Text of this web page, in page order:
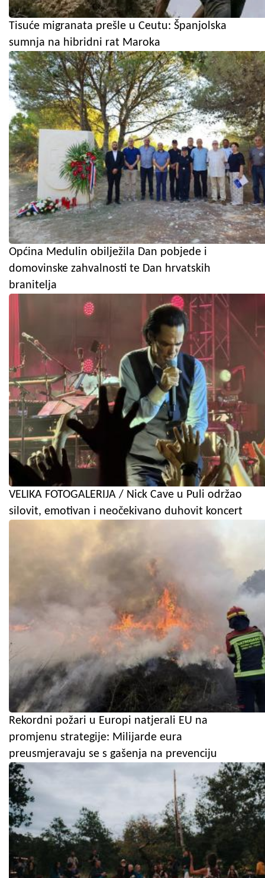
Tisuće migranata prešle u Ceutu: Španjolska
sumnja na hibridni rat Maroka
Općina Medulin obilježila Dan pobjede i
domovinske zahvalnosti te Dan hrvatskih
branitelja
VELIKA FOTOGALERIJA / Nick Cave u Puli održao
silovit, emotivan i neočekivano duhovit koncert
Rekordni požari u Europi natjerali EU na
promjenu strategije: Milijarde eura
preusmjeravaju se s gašenja na prevenciju